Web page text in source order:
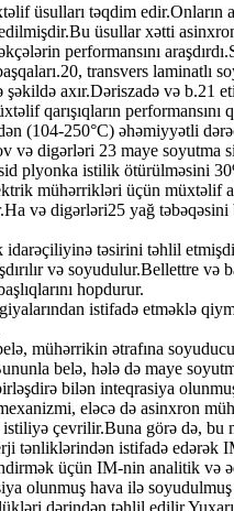
üsulları təqdim
edilmişdir.Bu üsullar xətti
performansını
transvers
axır.Dəriszadə və b.21
qarışıqların
(104-250°C) əhəmiyyətli
və digərləri 23 maye
plyonka istilik ötürülməsini
mühərrikləri üçün müxtəlif
və digərləri25 yağ
təsirini təhlil
və
hopdurur.
istifadə etməklə
mühərrikin ətrafına
belə, hələ də maye
bilən inteqrasiya
eləcə də asinxron
çevrilir.Buna görə də,
tənliklərindən istifadə
üçün IM-nin analitik
olunmuş hava ilə
dərindən təhlil